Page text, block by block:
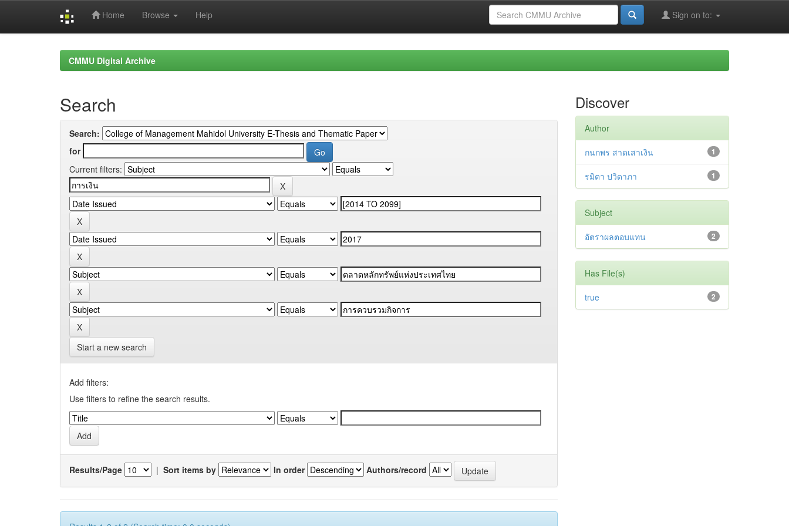
Home Browse Help Sign on to:
CMMU Digital Archive
Search
Search:
for
Current filters:
Start a new search
Add filters:
Use filters to refine the search results.
Results/Page | Sort items by In order Authors/record
Discover
Author
1
กนกพร สาดเสาเงิน
1
รมิตา ปวิดาภา
Subject
2
อัตราผลตอบแทน
Has File(s)
2
true